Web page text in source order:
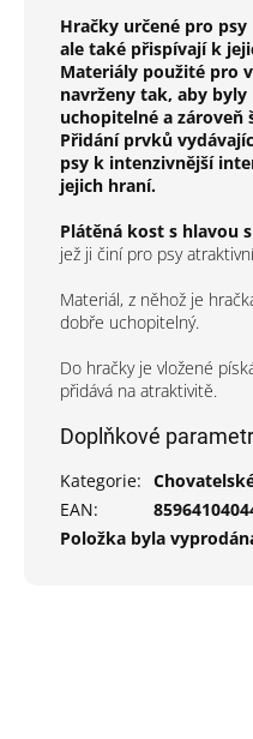
Hračky určené pro
ale také přispívají k
Materiály použité pro
navrženy tak, aby byly
uchopitelné a zároveň
Přidání prvků
psy k intenzivnější
jejich hraní.
Plátěná kost s hlavou
jež ji činí pro psy
Materiál, z něhož je
dobře uchopitelný.
Do hračky je vložené
přidává na atraktivitě.
Doplňkové
Kategorie:
EAN:
Položka byla